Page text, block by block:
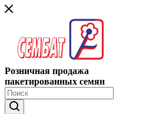
Розничная продажа
пакетированных семян